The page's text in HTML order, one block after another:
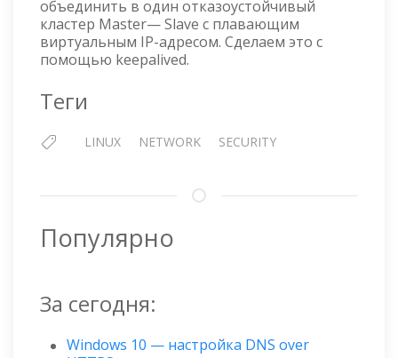
объединить в один отказоустойчивый
кластер Master— Slave с плавающим
виртуальным IP-адресом. Сделаем это с
помощью keepalived.
Теги
LINUX NETWORK SECURITY
Популярно
За сегодня:
Windows 10 — настройка DNS over